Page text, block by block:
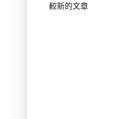
較新的文章